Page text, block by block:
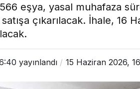
eşya, yasal muhafaza
çıkarılacak. İhale, 16
yayınlandı 15 Haziran 2026,